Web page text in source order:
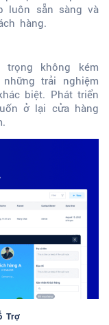
luôn sẵn sàng và
hàng.
trọng không kém
trải nghiệm
biệt. Phát triển
ở lại cửa hàng
Trợ